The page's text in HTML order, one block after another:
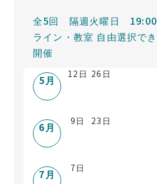
全5回 隔週火曜日
ライン・教室 自由選択で
開催
5月 12 日 26 日
6月 9 日 23 日
7月 7 日